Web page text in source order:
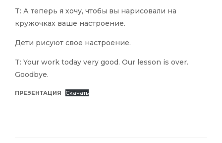
T: А теперь я хочу, чтобы вы нарисовали на
кружочках ваше настроение.
Дети рисуют свое настроение.
T: Your work today very good. Our lesson is over.
Goodbye.
ПРЕЗЕНТАЦИЯ Скачать